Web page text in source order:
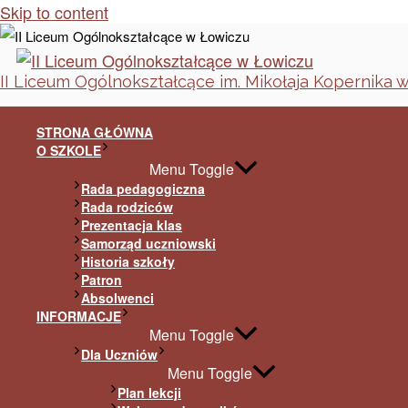
Skip to content
II Liceum Ogólnokształcące im. Mikołaja Kopernika
STRONA GŁÓWNA
O SZKOLE
Menu Toggle
Rada pedagogiczna
Rada rodziców
Prezentacja klas
Samorząd uczniowski
Historia szkoły
Patron
Absolwenci
INFORMACJE
Menu Toggle
Dla Uczniów
Menu Toggle
Plan lekcji